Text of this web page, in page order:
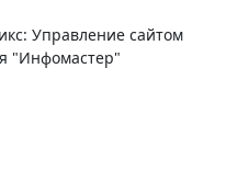
Управление сайтом
"Инфомастер"